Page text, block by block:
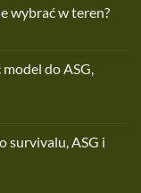
wybrać w teren?
do ASG,
survivalu, ASG i